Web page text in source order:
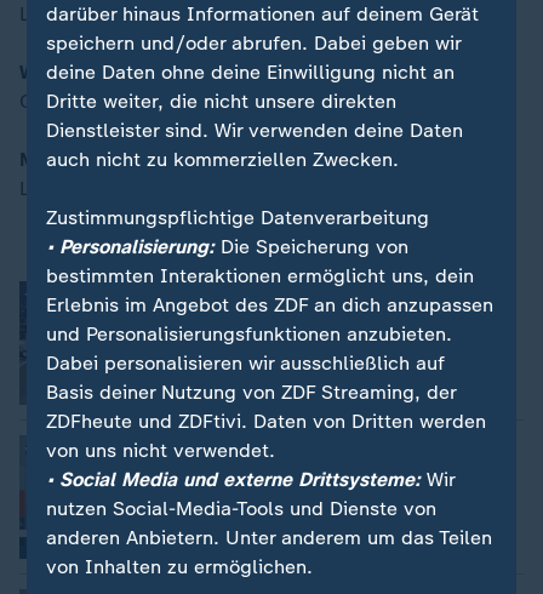
Leichter Vorteil für Merz
Wiesn für kleines Geld
Campen statt teuer logieren
Moderation:
Linda Kierstan
Bundestagsdebatte zum Rentenpaket
Dorthe Ferber
Video2:02
Politbarometer zur K-Frage
Astrid Delgado
Video 1:55
darüber hinaus Informationen auf deinem Gerät
speichern und/oder abrufen. Dabei geben wir
deine Daten ohne deine Einwilligung nicht an
Dritte weiter, die nicht unsere direkten
Dienstleister sind. Wir verwenden deine Daten
auch nicht zu kommerziellen Zwecken.
Zustimmungspflichtige Datenverarbeitung
• Personalisierung:Die Speicherung von
bestimmten Interaktionen ermöglicht uns, dein
Erlebnis im Angebot des ZDF an dich anzupassen
und Personalisierungsfunktionen anzubieten.
Dabei personalisieren wir ausschließlich auf
Basis deiner Nutzung von ZDF Streaming, der
ZDFheute und ZDFtivi. Daten von Dritten werden
von uns nicht verwendet.
• Social Media und externe Drittsysteme:Wir
nutzen Social-Media-Tools und Dienste von
anderen Anbietern. Unter anderem um das Teilen
von Inhalten zu ermöglichen.